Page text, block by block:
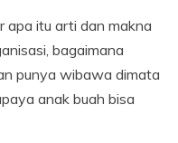
apa itu arti dan makna
bagaimana
punya wibawa dimata
anak buah bisa